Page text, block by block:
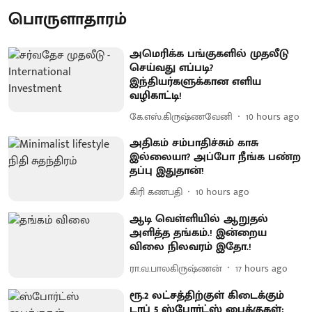
பொருளாதாரம்
அமெரிக்க பங்குகளில் முதலீடு
செய்வது எப்படி?
இந்தியர்களுக்கான எளிய
வழிகாட்டி!
கே.எஸ்.கிருஷ்ணவேனி 10 hours ago
அதிகம் சம்பாதிச்சும் காசு
இல்லையா? அப்போ நீங்க பண்ற
தப்பு இதுதான்!
கிரி கணபதி 10 hours ago
ஆடி வெள்ளியில் ஆறுதல்
அளித்த தங்கம்.! இன்றைய
விலை நிலவரம் இதோ.!
ரா.வ.பாலகிருஷ்ணன் 17 hours ago
ரூ.2 லட்சத்திற்குள் கிடைக்கும்